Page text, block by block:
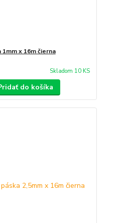
x 16m čierna
Skladom 10 KS
do košíka